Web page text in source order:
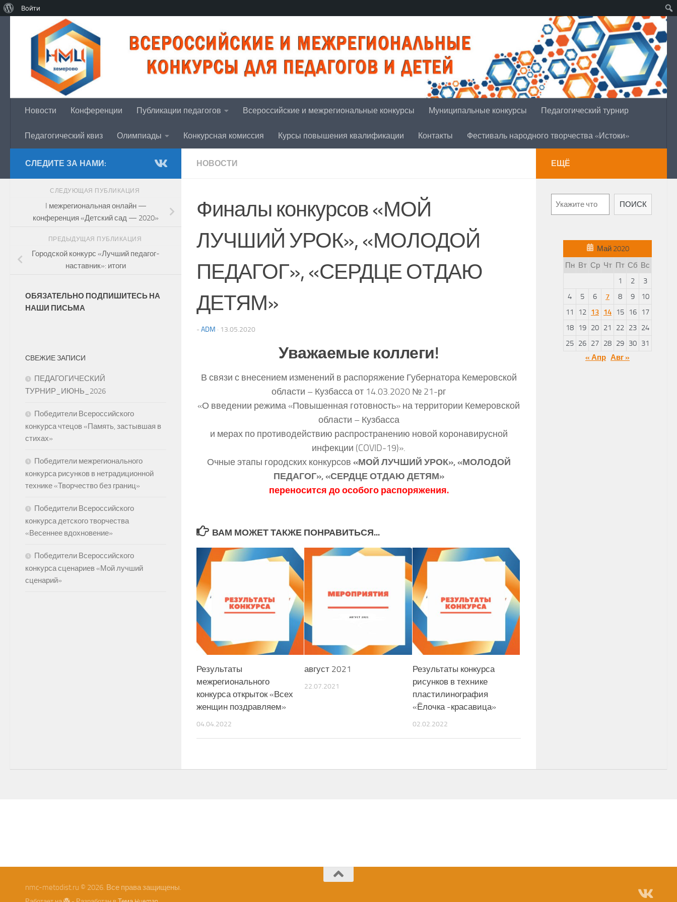
Войти
Перейти к содержимому
Новости Конференции Публикации педагогов Всероссийские и межрегиональные конкурсы Муниципальные конкурсы Педагогический турнир
Педагогический квиз Олимпиады Конкурсная комиссия Курсы повышения квалификации Контакты Фестиваль народного творчества «Истоки»
НОВОСТИ
Финалы конкурсов «МОЙ
ЛУЧШИЙ УРОК», «МОЛОДОЙ
ПЕДАГОГ», «СЕРДЦЕ ОТДАЮ
ДЕТЯМ»
- ADM · 13.05.2020
Уважаемые коллеги!
В связи с внесением изменений в распоряжение Губернатора Кемеровской
области – Кузбасса от 14.03.2020 № 21-рг
«О введении режима «Повышенная готовность» на территории Кемеровской
области – Кузбасса
и мерах по противодействию распространению новой коронавирусной
инфекции (COVID-19)».
Очные этапы городских конкурсов «МОЙ ЛУЧШИЙ УРОК», «МОЛОДОЙ
ПЕДАГОГ», «СЕРДЦЕ ОТДАЮ ДЕТЯМ»
переносится до особого распоряжения.
ВАМ МОЖЕТ ТАКЖЕ ПОНРАВИТЬСЯ...
Результаты
межрегионального
конкурса открыток «Всех
женщин поздравляем»
04.04.2022
август 2021
22.07.2021
Результаты конкурса
рисунков в технике
пластилинография
«Ёлочка -красавица»
02.02.2022
СЛЕДИТЕ ЗА НАМИ:
СЛЕДУЮЩАЯ ПУБЛИКАЦИЯ
I межрегиональная онлайн —
конференция «Детский сад — 2020»
ПРЕДЫДУЩАЯ ПУБЛИКАЦИЯ
Городской конкурс «Лучший педагог-
наставник»: итоги
ОБЯЗАТЕЛЬНО ПОДПИШИТЕСЬ НА
НАШИ ПИСЬМА
СВЕЖИЕ ЗАПИСИ
ПЕДАГОГИЧЕСКИЙ
ТУРНИР_ИЮНЬ_2026
Победители Всероссийского
конкурса чтецов «Память, застывшая в
стихах»
Победители межрегионального
конкурса рисунков в нетрадиционной
технике «Творчество без границ»
Победители Всероссийского
конкурса детского творчества
«Весеннее вдохновение»
Победители Всероссийского
конкурса сценариев «Мой лучший
сценарий»
ЕЩЁ
Поиск
ПОИСК
Май 2020
Пн Вт Ср Чт Пт Сб Вс
1
2
3
4
5 6 7 8 9
10
11
12 13 14 15 16
17
18
19 20 21 22 23 24
25 26 27 28 29 30 31
« Апр Авг »
nmc-metodist.ru © 2026. Все права защищены.